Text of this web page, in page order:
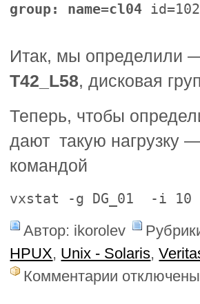
group: name=cl04
Итак, мы определили
T42_L58, дисковая
Теперь, чтобы
дают такую нагрузку
командой
vxstat -g DG_01 -i 10
Автор: ikorolev
HPUX, Unix - Solaris,
Комментарии записи
отключены